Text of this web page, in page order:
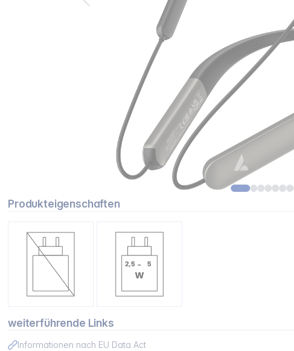
Produkteigenschaften
weiterführende Links
Informationen nach EU Data Act